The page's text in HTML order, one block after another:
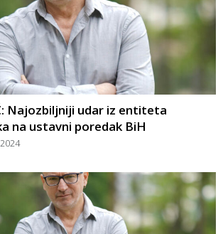
Najozbiljniji udar iz entiteta
na ustavni poredak BiH